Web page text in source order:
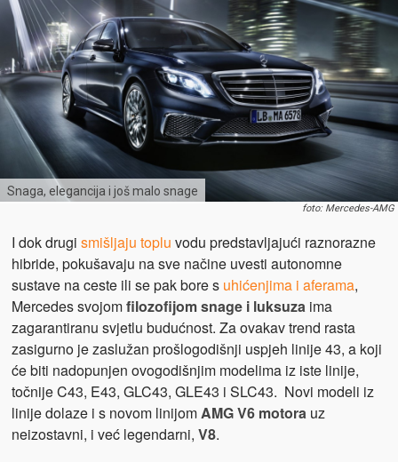
Snaga, elegancija i još malo snage
foto: Mercedes-AMG
I dok drugi smišljaju toplu vodu predstavljajući raznorazne
hibride, pokušavaju na sve načine uvesti autonomne
sustave na ceste ili se pak bore s uhićenjima i aferama,
Mercedes svojomfilozofijom snage i luksuzaima
zagarantiranu svjetlu budućnost. Za ovakav trend rasta
zasigurno je zaslužan prošlogodišnji uspjeh linije 43, a koji
će biti nadopunjen ovogodišnjim modelima iz iste linije,
točnije C43, E43, GLC43, GLE43 i SLC43. Novi modeli iz
linije dolaze i s novom linijomAMG V6 motorauz
neizostavni, i već legendarni, V8.